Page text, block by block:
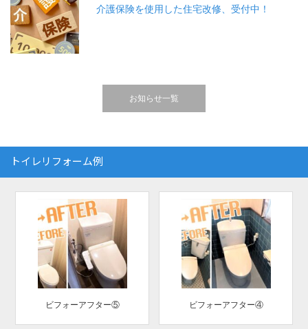
介護保険を使用した住宅改修、受付中！
お知らせ一覧
トイレリフォーム例
ビフォーアフター⑤ ビフォーアフター④